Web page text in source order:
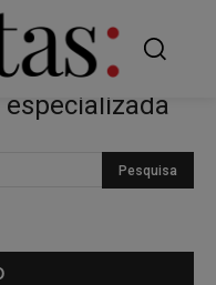
especializada